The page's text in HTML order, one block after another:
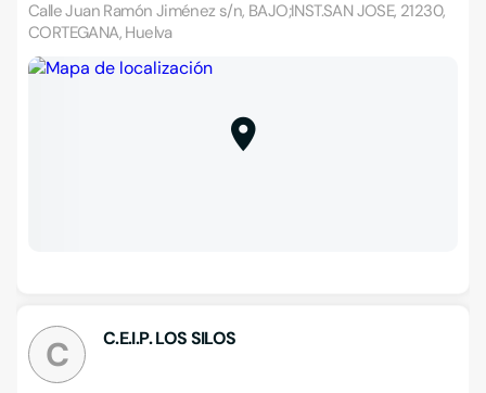
Calle Juan Ramón Jiménez s/n, BAJO;INST.SAN JOSE, 21230,
CORTEGANA, Huelva
C C.E.I.P. LOS SILOS